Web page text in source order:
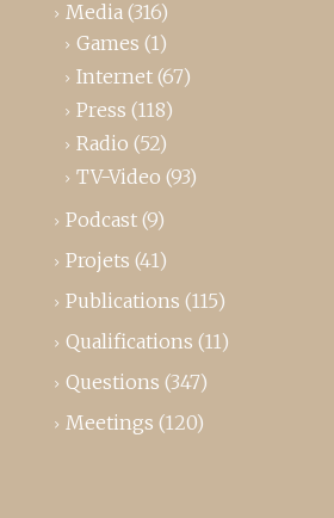
Media (316)
Games (1)
Internet (67)
Press (118)
Radio (52)
TV-Video (93)
Podcast (9)
Projets (41)
Publications (115)
Qualifications (11)
Questions (347)
Meetings (120)